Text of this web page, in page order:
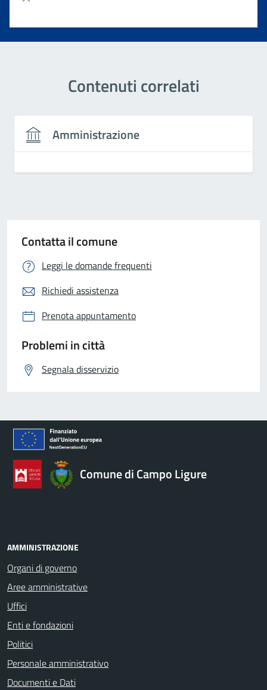
Contenuti correlati
Amministrazione
Contatta il comune
Leggi le domande frequenti
Richiedi assistenza
Prenota appuntamento
Problemi in città
Segnala disservizio
Comune di Campo Ligure
AMMINISTRAZIONE
Organi di governo
Aree amministrative
Uffici
Enti e fondazioni
Politici
Personale amministrativo
Documenti e Dati